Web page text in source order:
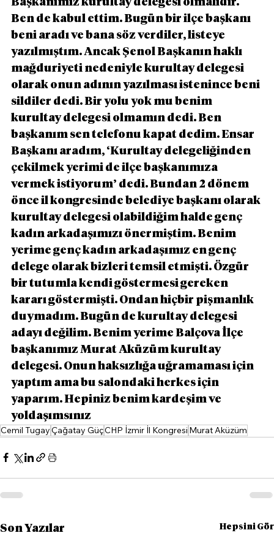
Başkanımız kurultay delegesi olmalıdır.
Ben de kabul ettim. Bugün bir ilçe başkanı
beni aradı ve bana söz verdiler, listeye
yazılmıştım. Ancak Şenol Başkanın haklı
mağduriyeti nedeniyle kurultay delegesi
olarak onun adının yazılması istenince beni
sildiler dedi. Bir yolu yok mu benim
kurultay delegesi olmamın dedi. Ben
başkanım sen telefonu kapat dedim. Ensar
Başkanı aradım, ‘Kurultay delegeliğinden
çekilmek yerimi de ilçe başkanımıza
vermek istiyorum’ dedi. Bundan 2 dönem
önce il kongresinde belediye başkanı olarak
kurultay delegesi olabildiğim halde genç
kadın arkadaşımızı önermiştim. Benim
yerime genç kadın arkadaşımız en genç
delege olarak bizleri temsil etmişti. Özgür
bir tutumla kendi göstermesi gereken
kararı göstermişti. Ondan hiçbir pişmanlık
duymadım. Bugün de kurultay delegesi
adayı değilim. Benim yerime Balçova İlçe
başkanımız Murat Aküzüm kurultay
delegesi. Onun haksızlığa uğramaması için
yaptım ama bu salondaki herkes için
yaparım. Hepiniz benim kardeşim ve
yoldaşımsınız
Cemil TugayÇağatay GüçCHP İzmir İl Kongresi Murat Aküzüm
Son Yazılar Hepsini Gör